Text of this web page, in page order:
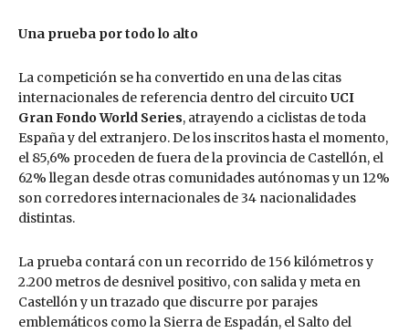
Una prueba por todo lo alto
La competición se ha convertido en una de las citas
internacionales de referencia dentro del circuito UCI
Gran Fondo World Series, atrayendo a ciclistas de toda
España y del extranjero. De los inscritos hasta el momento,
el 85,6% proceden de fuera de la provincia de Castellón, el
62% llegan desde otras comunidades autónomas y un 12%
son corredores internacionales de 34 nacionalidades
distintas.
La prueba contará con un recorrido de 156 kilómetros y
2.200 metros de desnivel positivo, con salida y meta en
Castellón y un trazado que discurre por parajes
emblemáticos como la Sierra de Espadán, el Salto del